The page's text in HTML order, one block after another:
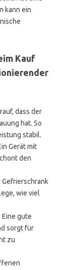
kann ein
Kauf
dass der
hat. So
stabil.
Gerät mit
den
Gefrierschrank
wie viel
Eine gute
sorgt für
zu